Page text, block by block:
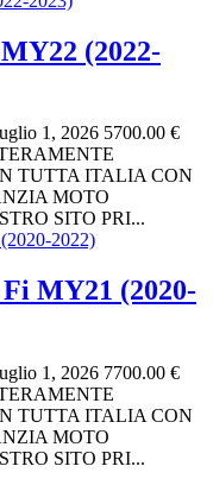
(2022-
1, 2026 5700.00 €
TUTTA ITALIA CON
MOTO
SITO PRI...
MY21 (2020-
1, 2026 7700.00 €
TUTTA ITALIA CON
MOTO
SITO PRI...